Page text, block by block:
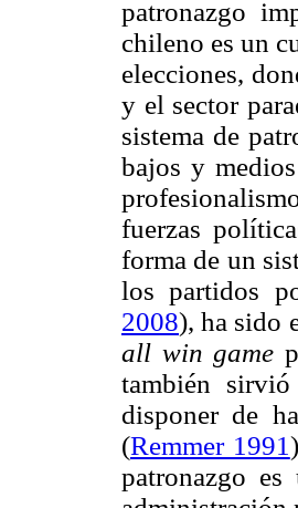
patronazgo
chileno es un
elecciones,
y el sector
sistema de
bajos y
fuerzas
forma de un
los partidos
2008), ha sido
all win game
también
disponer de
(Remmer 1991
patronazgo